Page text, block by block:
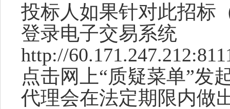
投标人如果针对此招标
登录电子交易系统
http://
点击网上“质疑菜单”发
代理会在法定期限内做